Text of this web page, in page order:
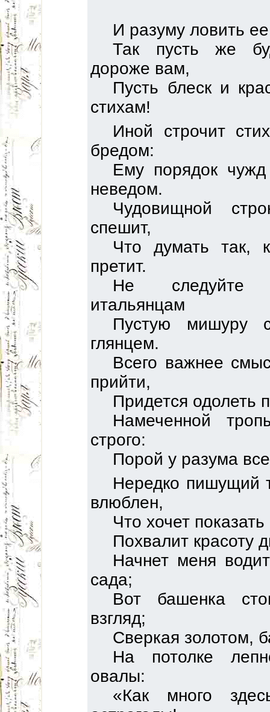
И разуму ловить
Так пусть же
дороже вам,
Пусть блеск и
стихам!
Иной строчит
бредом:
Ему порядок
неведом.
Чудовищной
спешит,
Что думать так,
претит.
Не следуйте
итальянцам
Пустую мишуру
глянцем.
Всего важнее
прийти,
Придется одолеть
Намеченной
строго:
Порой у разума
Нередко пишущий
влюблен,
Что хочет
Похвалит красоту
Начнет меня
сада;
Вот башенка
взгляд;
Сверкая золотом,
На потолке
овалы:
«Как много